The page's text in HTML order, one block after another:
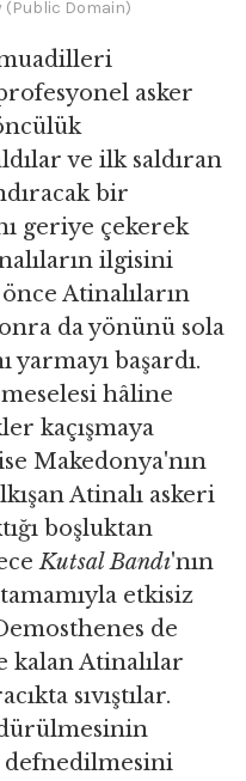
(Public Domain)
asker
ve ilk saldıran
bir
geriye çekerek
ilgisini
Atinalıların
da yönünü sola
yarmayı başardı.
hâline
kaçışmaya
Makedonya'nın
Atinalı askeri
boşluktan
Kutsal Bandı'nın
etkisiz
de
kalan Atinalılar
sıvıştılar.